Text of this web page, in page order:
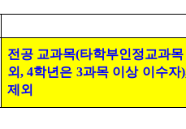
전공 교과목(타학부인정교과
외, 4학년은 3과목 이상 이수자
제외